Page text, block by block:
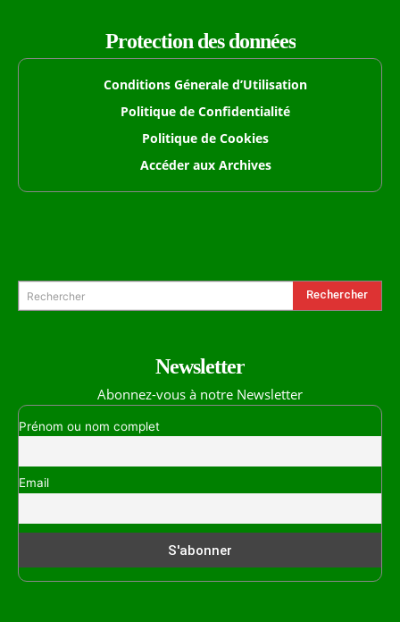
Protection des données
Conditions Génerale d’Utilisation
Politique de Confidentialité
Politique de Cookies
Accéder aux Archives
Rechercher Rechercher
Newsletter
Abonnez-vous à notre Newsletter
Prénom ou nom complet
Email